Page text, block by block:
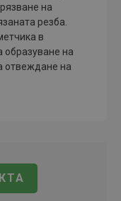
на
резба.
в
образуване на
отвеждане на